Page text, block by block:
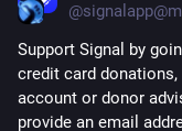
Support Signal by
credit card donations,
account or donor
provide an email